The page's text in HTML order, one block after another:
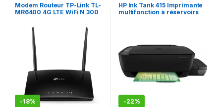
Modem Routeur TP-Link TL-
MR6400 4G LTE WiFi N 300
-18%
Imprimante , Imprimante à
réservoirs rechargeables,
Multifonction Jet d'encre
HP Ink Tank 415 Imprimante
multifonction à réservoirs
-22%